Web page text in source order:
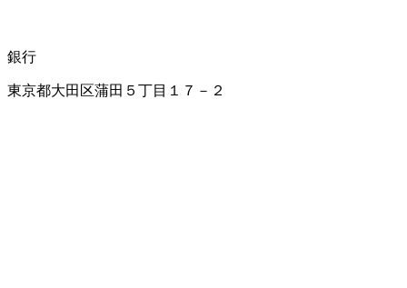
銀行
東京都大田区蒲田５丁目１７－２